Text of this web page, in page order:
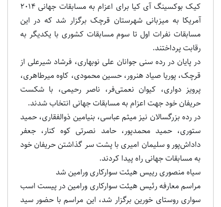
کیک بوکسینگ آی کیا برای اعزام به مسابقات جهانی 2014
آمریکا به میزبانی شهرستان قرچک برگزار شد که در این
مسابقات نفرات اول تا سوم مسابقات کشوری با یکدیگر به
رقابت پرداختند.
در پایان در رده سنی جوانان علی نوبهاری، فرشاد شیرعلی از
قرچک، پوریا صیاد هنرور، حسین محمودی، کاوه میرطاهری،
پرویز دواری، کیوان نعمتی‌فر، ناصر رحیمی، با شکست
حریفان خود جهت اعزام به مسابقات جهانی انتخاب شدند.
در رده بزرگسالان نیز میثم عباسی، بنیامین ذوالفقاری، حمید
ستوری، حمید محمدپور، حامد نصرتی کوه کنار، جعفر
داداش‌پور و سلیمان امیری با پشت سر گذاشتن حریفان خود
به مسابقات جهانی راه پیدا کردند.
سیاه منصوری رییس هیئت سوارکاری ورامین شد
مراسم معارفه رئیس هیئت سوارکاری ورامین در پیست اسب
سواری روستای خورین برگزار شد، این مراسم با حضور سید